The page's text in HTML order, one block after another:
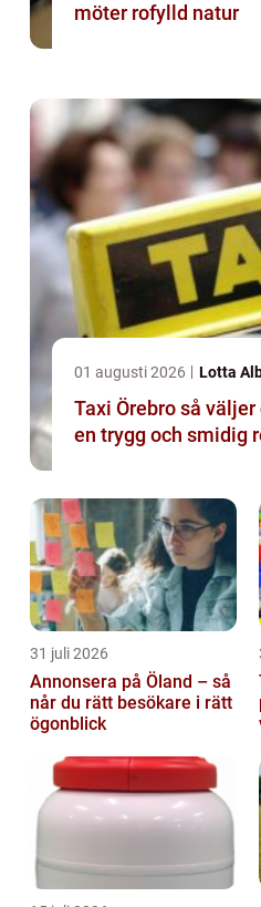
möter rofylld natur
01 augusti 2026 Lotta
Taxi Örebro så väljer du rätt bolag för
en trygg och smidig
31 juli 2026
Annonsera på Öland – så
når du rätt besökare i rätt
ögonblick